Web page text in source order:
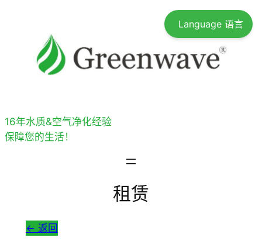
16年水质&空气净化经验
保障您的生活！
租赁
<- 返回
Language 语言